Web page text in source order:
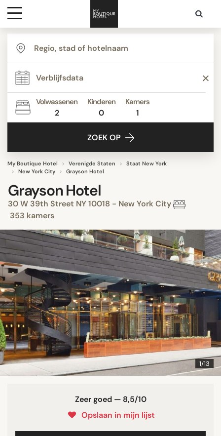
Bestemmingen
Hoteltypes
Contact
Volwassenen
2
Kinderen
0
Kamers
1
ZOEK OP
My Boutique Hotel Verenigde Staten
Staat New York
New York City
Grayson Hotel
Grayson Hotel
30 W 39th Street NY 10018 - New York City
353 kamers
1/13
Zeer goed — 8,5/10
Opslaan in mijn lijst